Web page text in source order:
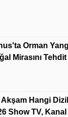
Orman
Mirasını
Akşam Hangi
Show TV,